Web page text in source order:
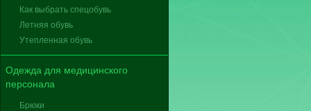
Как выбрать спецобувь
Летняя обувь
Утепленная обувь
Одежда для медицинского
персонала
Брюки